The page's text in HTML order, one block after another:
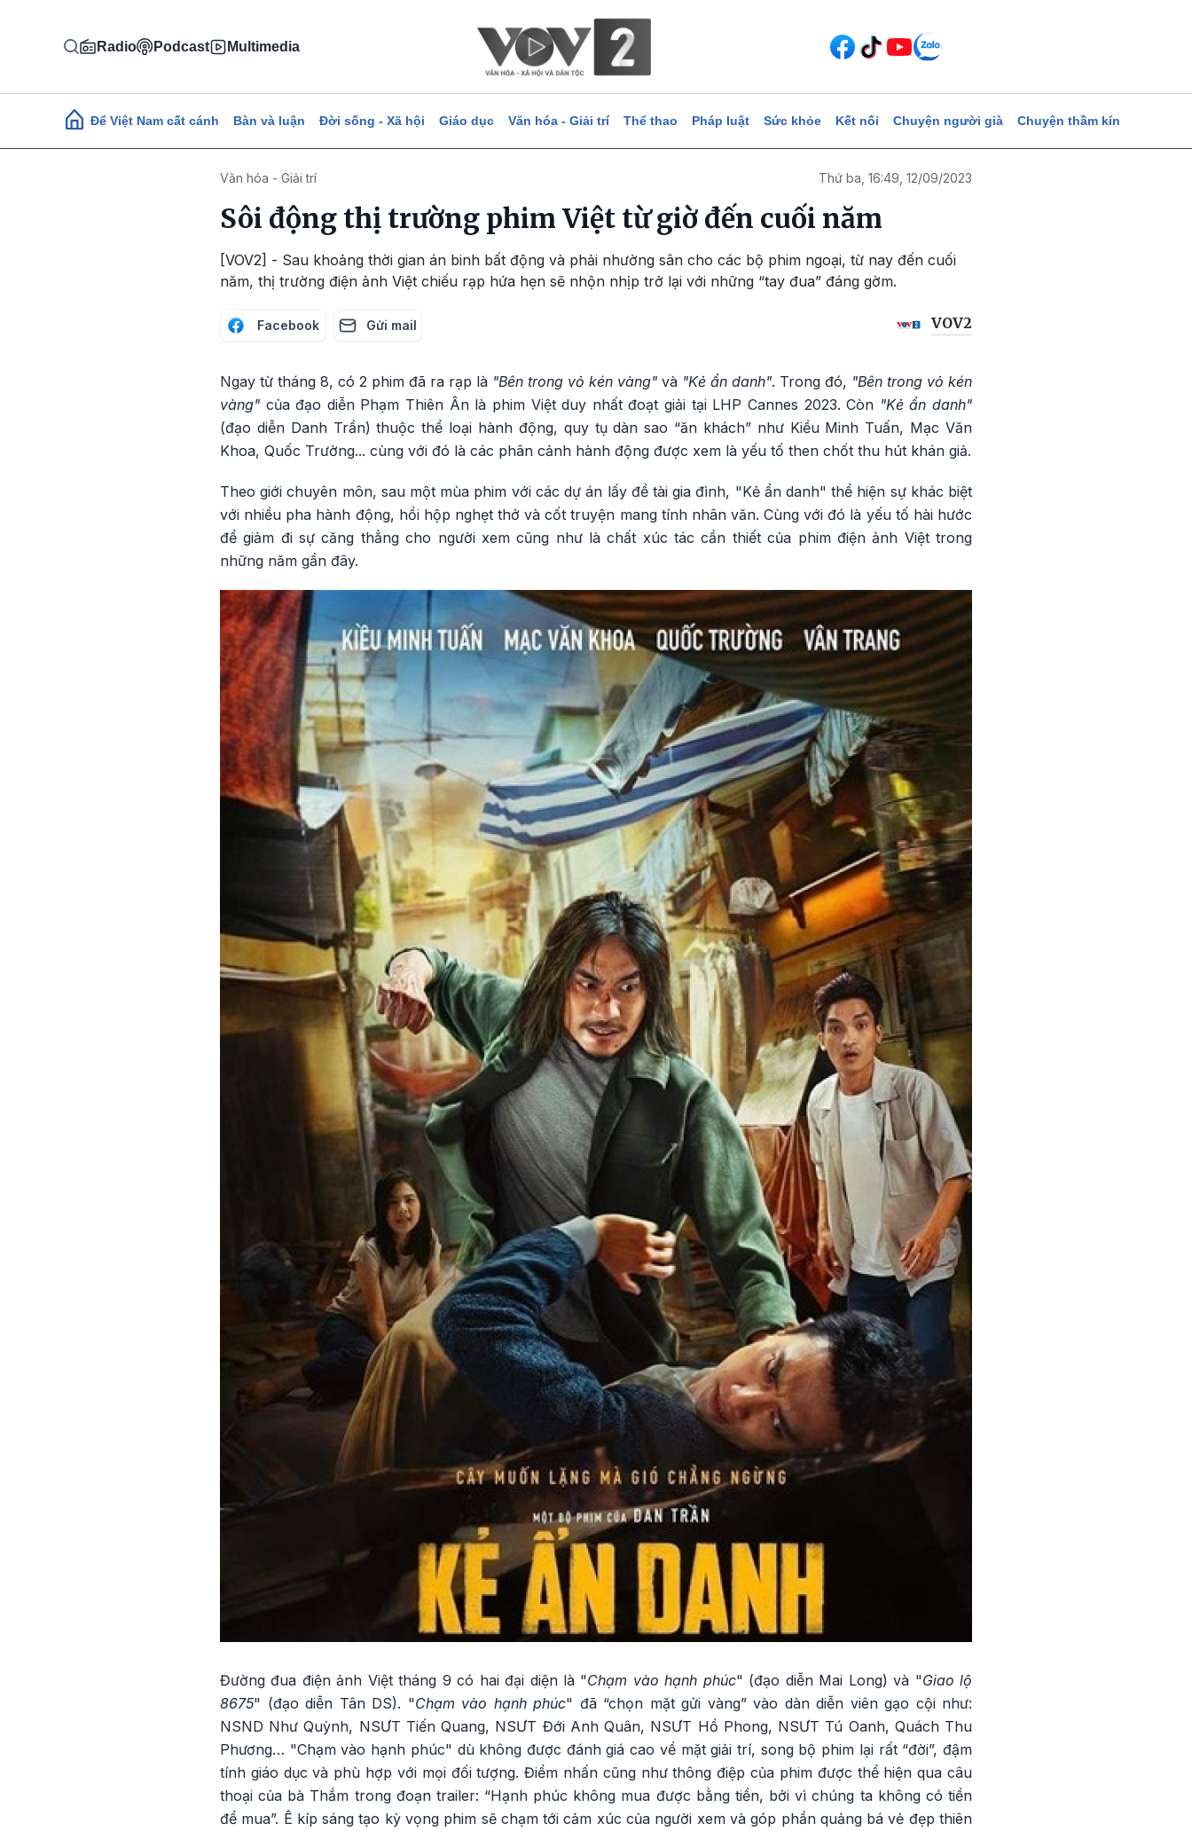
Radio Podcast Multimedia
Main navigation
Để Việt Nam cất cánh Bàn và luận Đời sống - Xã hội Giáo dục Văn hóa - Giải trí Thể thao Pháp luật Sức khỏe Kết nối Chuyện người già Chuyện thầm kín
Văn hóa - Giải trí Thứ ba, 16:49, 12/09/2023
Sôi động thị trường phim Việt từ giờ đến cuối năm
[VOV2] - Sau khoảng thời gian án binh bất động và phải nhường sân cho các bộ phim ngoại, từ nay đến cuối
năm, thị trường điện ảnh Việt chiếu rạp hứa hẹn sẽ nhộn nhịp trở lại với những “tay đua” đáng gờm.
Facebook Gửi mail VOV2
Ngay từ tháng 8, có 2 phim đã ra rạp là "Bên trong vỏ kén vàng" và "Kẻ ẩn danh". Trong đó, "Bên trong vỏ kén
vàng" của đạo diễn Phạm Thiên Ân là phim Việt duy nhất đoạt giải tại LHP Cannes 2023. Còn "Kẻ ẩn danh"
(đạo diễn Danh Trần) thuộc thể loại hành động, quy tụ dàn sao “ăn khách” như Kiều Minh Tuấn, Mạc Văn
Khoa, Quốc Trường... cùng với đó là các phân cảnh hành động được xem là yếu tố then chốt thu hút khán giả.
Theo giới chuyên môn, sau một mùa phim với các dự án lấy đề tài gia đình, "Kẻ ẩn danh" thể hiện sự khác biệt
với nhiều pha hành động, hồi hộp nghẹt thở và cốt truyện mang tính nhân văn. Cùng với đó là yếu tố hài hước
để giảm đi sự căng thẳng cho người xem cũng như là chất xúc tác cần thiết của phim điện ảnh Việt trong
những năm gần đây.
Đường đua điện ảnh Việt tháng 9 có hai đại diện là "Chạm vào hạnh phúc" (đạo diễn Mai Long) và "Giao lộ
8675" (đạo diễn Tân DS). "Chạm vào hạnh phúc" đã “chọn mặt gửi vàng” vào dàn diễn viên gạo cội như:
NSND Như Quỳnh, NSƯT Tiến Quang, NSƯT Đới Anh Quân, NSƯT Hồ Phong, NSƯT Tú Oanh, Quách Thu
Phương… "Chạm vào hạnh phúc" dù không được đánh giá cao về mặt giải trí, song bộ phim lại rất “đời”, đậm
tính giáo dục và phù hợp với mọi đối tượng. Điểm nhấn cũng như thông điệp của phim được thể hiện qua câu
thoại của bà Thắm trong đoạn trailer: “Hạnh phúc không mua được bằng tiền, bởi vì chúng ta không có tiền
để mua”. Ê kíp sáng tạo kỳ vọng phim sẽ chạm tới cảm xúc của người xem và góp phần quảng bá vẻ đẹp thiên